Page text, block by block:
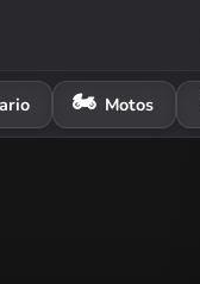
🏍️ Motos